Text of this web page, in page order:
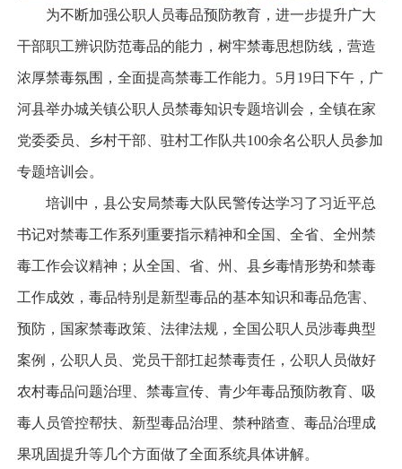
为不断加强公职人员毒品预防教育，进一步提升广大
干部职工辨识防范毒品的能力，树牢禁毒思想防线，营造
浓厚禁毒氛围，全面提高禁毒工作能力。5月19日下午，广
河县举办城关镇公职人员禁毒知识专题培训会，全镇在家
党委委员、乡村干部、驻村工作队共100余名公职人员参加
专题培训会。
培训中，县公安局禁毒大队民警传达学习了习近平总
书记对禁毒工作系列重要指示精神和全国、全省、全州禁
毒工作会议精神；从全国、省、州、县乡毒情形势和禁毒
工作成效，毒品特别是新型毒品的基本知识和毒品危害、
预防，国家禁毒政策、法律法规，全国公职人员涉毒典型
案例，公职人员、党员干部扛起禁毒责任，公职人员做好
农村毒品问题治理、禁毒宣传、青少年毒品预防教育、吸
毒人员管控帮扶、新型毒品治理、禁种踏查、毒品治理成
果巩固提升等几个方面做了全面系统具体讲解。